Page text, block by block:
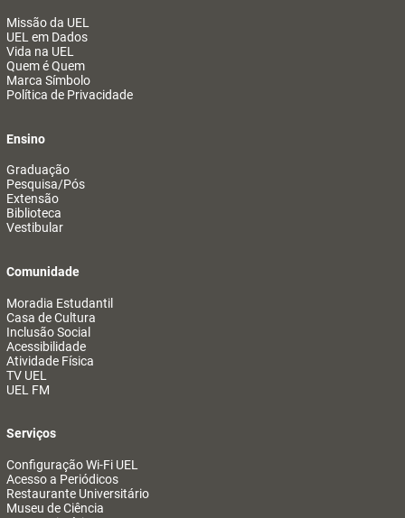
Missão da UEL
UEL em Dados
Vida na UEL
Quem é Quem
Marca Símbolo
Política de Privacidade
Ensino
Graduação
Pesquisa/Pós
Extensão
Biblioteca
Vestibular
Comunidade
Moradia Estudantil
Casa de Cultura
Inclusão Social
Acessibilidade
Atividade Física
TV UEL
UEL FM
Serviços
Configuração Wi-Fi UEL
Acesso a Periódicos
Restaurante Universitário
Museu de Ciência